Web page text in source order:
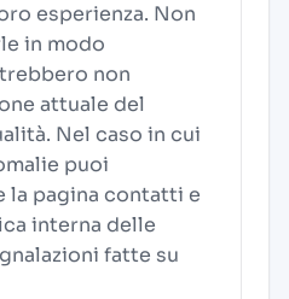
esperienza. Non
in modo
non
attuale del
Nel caso in cui
puoi
pagina contatti e
interna delle
fatte su